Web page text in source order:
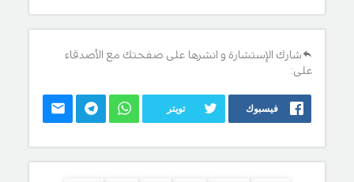
شارك الإستشارة و انشرها على صفحتك مع الأصدقاء
على:
فيسبوك تويتر